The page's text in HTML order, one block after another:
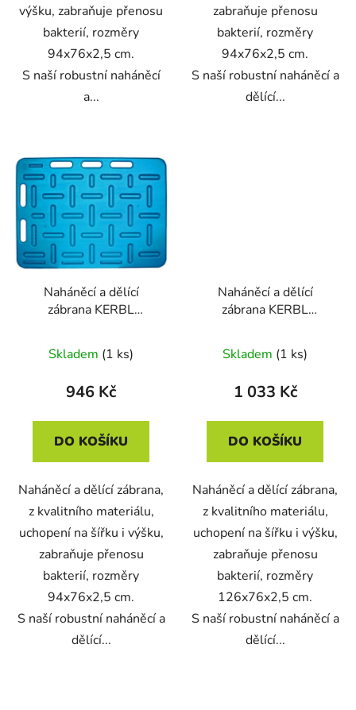
výšku, zabraňuje přenosu
bakterií, rozměry
94x76x2,5 cm.
S naší robustní naháněcí
a...
zabraňuje přenosu
bakterií, rozměry
94x76x2,5 cm.
S naší robustní naháněcí a
dělící...
Naháněcí a dělící
zábrana KERBL
94x76x2,5 cm
Skladem (1 ks)
946 Kč
DO KOŠÍKU
Naháněcí a dělící zábrana,
z kvalitního materiálu,
uchopení na šířku i výšku,
zabraňuje přenosu
bakterií, rozměry
94x76x2,5 cm.
S naší robustní naháněcí a
dělící...
Naháněcí a dělící
zábrana KERBL
94x76x2,5 cm
Skladem (1 ks)
1 033 Kč
DO KOŠÍKU
Naháněcí a dělící zábrana,
z kvalitního materiálu,
uchopení na šířku i výšku,
zabraňuje přenosu
bakterií, rozměry
126x76x2,5 cm.
S naší robustní naháněcí a
dělící...